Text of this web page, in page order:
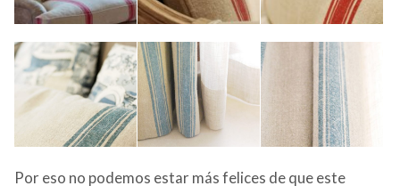
Por eso no podemos estar más felices de que este